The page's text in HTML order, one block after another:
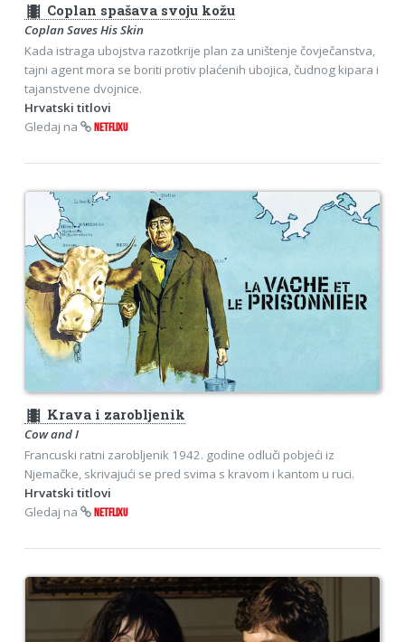
theaters Coplan spašava svoju kožu
Coplan Saves His Skin
Kada istraga ubojstva razotkrije plan za uništenje čovječanstva,
tajni agent mora se boriti protiv plaćenih ubojica, čudnog kipara i
tajanstvene dvojnice.
Hrvatski titlovi
Gledaj na
NETFLIXU
theaters Krava i zarobljenik
Cow and I
Francuski ratni zarobljenik 1942. godine odluči pobjeći iz
Njemačke, skrivajući se pred svima s kravom i kantom u ruci.
Hrvatski titlovi
Gledaj na
NETFLIXU